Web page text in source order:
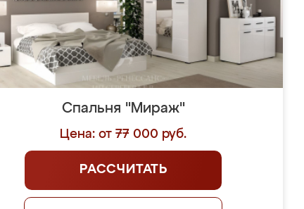
Спальня "Мираж"
Цена: от 77 000 руб.
РАССЧИТАТЬ